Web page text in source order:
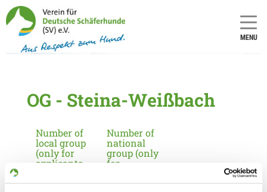
MENU
OG - Steina-Weißbach
Number of
local group
(only for
applicants
Germany):
Number of
national
group (only
for
in